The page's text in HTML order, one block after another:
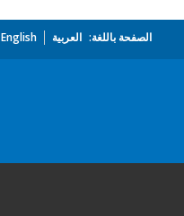
الصفحة باللغة: العربية English